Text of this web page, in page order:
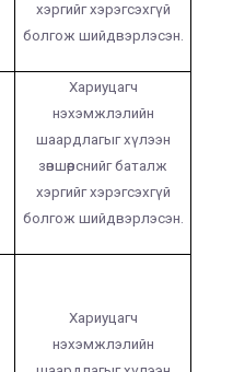
хэргийг хэрэгсэхгүй
болгож шийдвэрлэсэн.
Хариуцагч
нэхэмжлэлийн
шаардлагыг хүлээн
зөвшөөрснийг баталж
хэргийг хэрэгсэхгүй
болгож шийдвэрлэсэн.
Хариуцагч
нэхэмжлэлийн